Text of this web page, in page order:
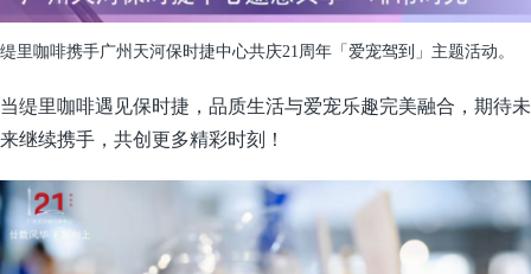
缇里咖啡携手广州天河保时捷中心共庆21周年「爱宠驾到」主题活动。
当缇里咖啡遇见保时捷，品质生活与爱宠乐趣完美融合，期待未
来继续携手，共创更多精彩时刻！